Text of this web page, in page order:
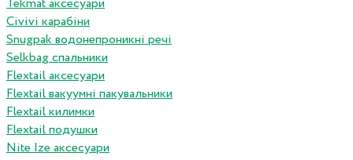
Tekmat аксесуари
Сivivi карабіни
Snugpak водонепроникні речі
Selkbag спальники
Flextail аксесуари
Flextail вакуумні пакувальники
Flextail килимки
Flextail подушки
Nite Ize аксесуари